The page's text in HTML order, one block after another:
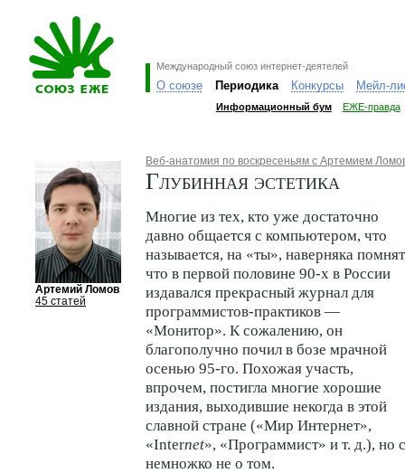
Международный союз интернет-деятелей
О союзе Периодика Конкурсы Мейл-
Информационный бум ЕЖЕ-правда
Артемий Ломов
45 статей
Веб-анатомия по воскресеньям с Артемием
Глубинная эстетика
Многие из тех, кто уже достаточно
давно общается с компьютером, что
называется, на «ты», наверняка
что в первой половине 90-х в России
издавался прекрасный журнал для
программистов-практиков —
«Монитор». К сожалению, он
благополучно почил в бозе мрачной
осенью 95-го. Похожая участь,
впрочем, постигла многие хорошие
издания, выходившие некогда в этой
славной стране («Мир Интернет»,
«Internet», «Программист» и т. д.), но
немножко не о том.